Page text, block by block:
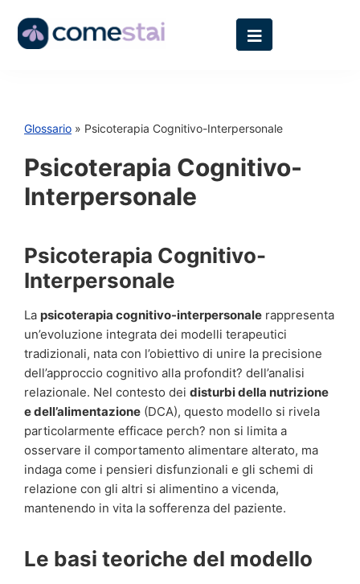
Glossario » Psicoterapia Cognitivo-Interpersonale
Psicoterapia Cognitivo-
Interpersonale
Psicoterapia Cognitivo-
Interpersonale
La psicoterapia cognitivo-interpersonale rappresenta
un’evoluzione integrata dei modelli terapeutici
tradizionali, nata con l’obiettivo di unire la precisione
dell’approccio cognitivo alla profondit? dell’analisi
relazionale. Nel contesto dei disturbi della nutrizione
e dell’alimentazione (DCA), questo modello si rivela
particolarmente efficace perch? non si limita a
osservare il comportamento alimentare alterato, ma
indaga come i pensieri disfunzionali e gli schemi di
relazione con gli altri si alimentino a vicenda,
mantenendo in vita la sofferenza del paziente.
Le basi teoriche del modello